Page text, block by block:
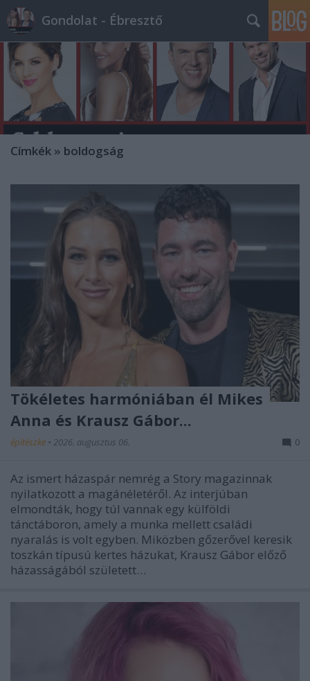
Gondolat - Ébresztő
Címkék » boldogság
Tökéletes harmóniában él Mikes
Anna és Krausz Gábor...
építészke • 2026. augusztus 06. 0
Az ismert házaspár nemrég a Story magazinnak
nyilatkozott a magánéletéről. Az interjúban
elmondták, hogy túl vannak egy külföldi
tánctáboron, amely a munka mellett családi
nyaralás is volt egyben. Miközben gőzerővel keresik
toszkán típusú kertes házukat, Krausz Gábor előző
házasságából született…